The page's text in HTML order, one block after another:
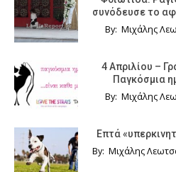
συνόδευσε το
By: Μιχάλης
4 Απριλίου –
Παγκόσμια
By: Μιχάλης
Επτά
By: Μιχάλης